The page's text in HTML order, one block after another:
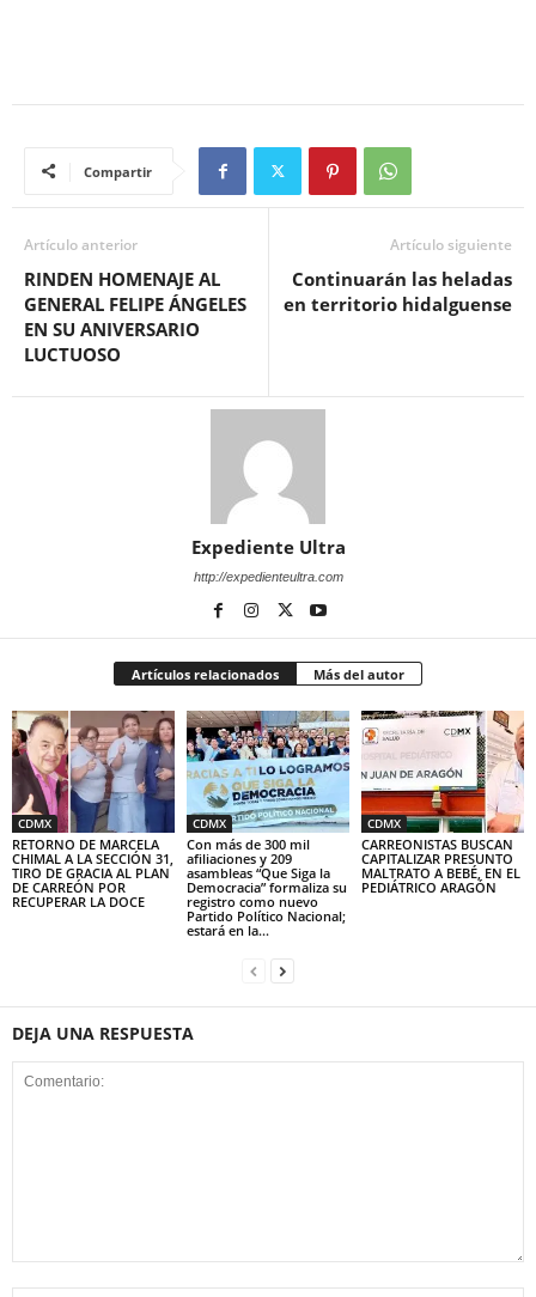
Compartir
Artículo anterior
RINDEN HOMENAJE AL
GENERAL FELIPE ÁNGELES
EN SU ANIVERSARIO
LUCTUOSO
Artículo siguiente
Continuarán las heladas
en territorio hidalguense
Expediente Ultra
http://expedienteultra.com
Artículos relacionados Más del autor
CDMX
RETORNO DE MARCELA
CHIMAL A LA SECCIÓN 31,
TIRO DE GRACIA AL PLAN
DE CARREÓN POR
RECUPERAR LA DOCE
CDMX
Con más de 300 mil
afiliaciones y 209
asambleas “Que Siga la
Democracia” formaliza su
registro como nuevo
Partido Político Nacional;
estará en la...
CDMX
CARREONISTAS BUSCAN
CAPITALIZAR PRESUNTO
MALTRATO A BEBÉ, EN EL
PEDIÁTRICO ARAGÓN
DEJA UNA RESPUESTA